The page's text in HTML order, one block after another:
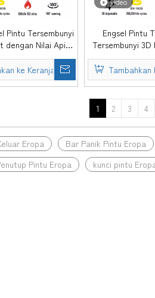
Pintu Tersembunyi
dengan Nilai Api
DDCH008-G40
ke Keranjang
Engsel Pintu
Tersembunyi
Tambahkan
1 2 3 4
Eropa
Bar Panik Pintu Eropa
Pintu Eropa
kunci pintu